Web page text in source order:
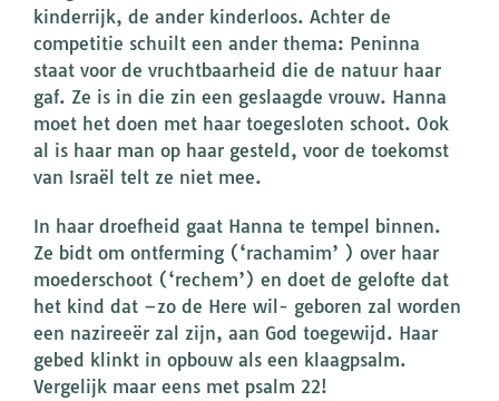
kinderrijk, de ander kinderloos. Achter de
competitie schuilt een ander thema: Peninna
staat voor de vruchtbaarheid die de natuur haar
gaf. Ze is in die zin een geslaagde vrouw. Hanna
moet het doen met haar toegesloten schoot. Ook
al is haar man op haar gesteld, voor de toekomst
van Israël telt ze niet mee.
In haar droefheid gaat Hanna te tempel binnen.
Ze bidt om ontferming (‘rachamim’ ) over haar
moederschoot (‘rechem’) en doet de gelofte dat
het kind dat –zo de Here wil- geboren zal worden
een nazireeër zal zijn, aan God toegewijd. Haar
gebed klinkt in opbouw als een klaagpsalm.
Vergelijk maar eens met psalm 22!